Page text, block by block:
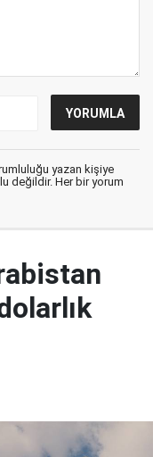
yazan kişiye
değildir. Her bir yorum